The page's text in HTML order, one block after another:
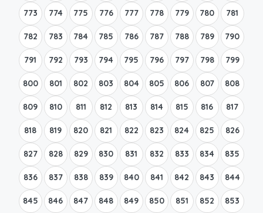
773 774 775 776 777 778 779 780 781
782 783 784 785 786 787 788 789 790
791 792 793 794 795 796 797 798 799
800 801 802 803 804 805 806 807 808
809 810 811 812 813 814 815 816 817
818 819 820 821 822 823 824 825 826
827 828 829 830 831 832 833 834 835
836 837 838 839 840 841 842 843 844
845 846 847 848 849 850 851 852 853